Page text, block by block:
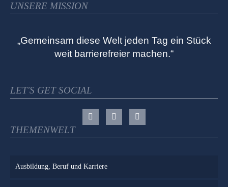
UNSERE MISSION
„Gemeinsam diese Welt jeden Tag ein Stück
weit barrierefreier machen.“
LET'S GET SOCIAL
THEMENWELT
Ausbildung, Beruf und Karriere